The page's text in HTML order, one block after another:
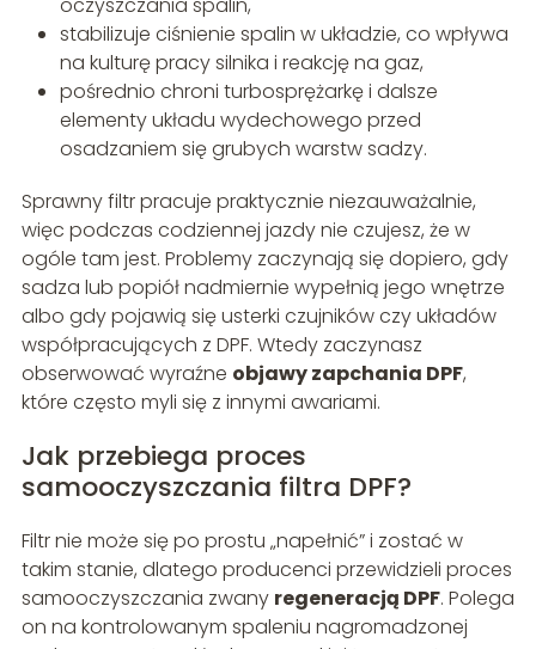
oczyszczania spalin,
stabilizuje ciśnienie spalin w układzie, co wpływa
na kulturę pracy silnika i reakcję na gaz,
pośrednio chroni turbosprężarkę i dalsze
elementy układu wydechowego przed
osadzaniem się grubych warstw sadzy.
Sprawny filtr pracuje praktycznie niezauważalnie,
więc podczas codziennej jazdy nie czujesz, że w
ogóle tam jest. Problemy zaczynają się dopiero, gdy
sadza lub popiół nadmiernie wypełnią jego wnętrze
albo gdy pojawią się usterki czujników czy układów
współpracujących z DPF. Wtedy zaczynasz
obserwować wyraźne objawy zapchania DPF,
które często myli się z innymi awariami.
Jak przebiega proces
samooczyszczania filtra DPF?
Filtr nie może się po prostu „napełnić” i zostać w
takim stanie, dlatego producenci przewidzieli proces
samooczyszczania zwany regeneracją DPF. Polega
on na kontrolowanym spaleniu nagromadzonej